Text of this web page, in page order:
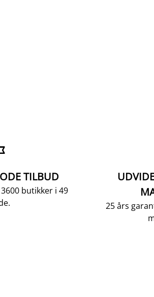
TILBUD
butikker i 49
25 års